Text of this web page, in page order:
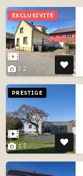
12
EXCLUSIVITÉ
17
PRESTIGE